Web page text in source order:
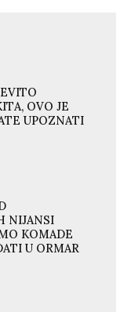
OVO JE
UPOZNATI
NIJANSI
KOMADE
U ORMAR